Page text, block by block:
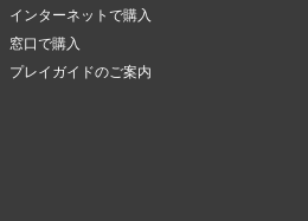
インターネットで購入
窓口で購入
プレイガイドのご案内